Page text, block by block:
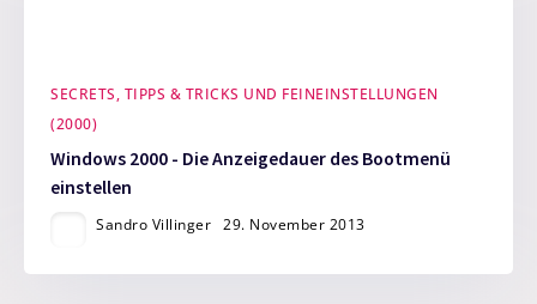
SECRETS, TIPPS & TRICKS UND FEINEINSTELLUNGEN
(2000)
Windows 2000 - Die Anzeigedauer des Bootmenü
einstellen
Sandro Villinger 29. November 2013